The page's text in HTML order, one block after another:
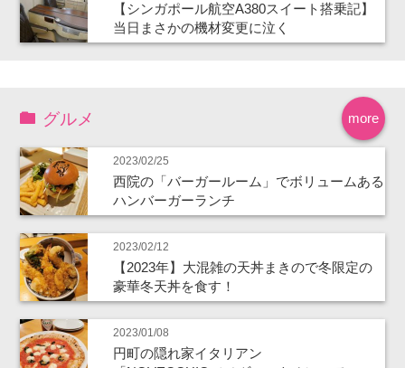
【シンガポール航空A380スイート搭乗記】
当日まさかの機材変更に泣く
more
グルメ
2023/02/25
西院の「バーガールーム」でボリュームある
ハンバーガーランチ
2023/02/12
【2023年】大混雑の天丼まきので冬限定の
豪華冬天丼を食す！
2023/01/08
円町の隠れ家イタリアン